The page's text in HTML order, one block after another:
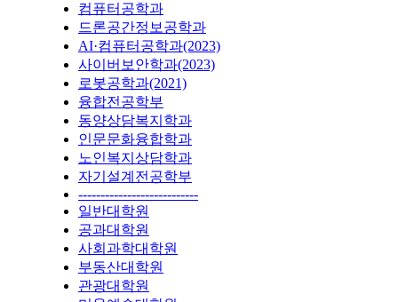
컴퓨터공학과
드론공간정보공학과
AI·컴퓨터공학과(2023)
사이버보안학과(2023)
로봇공학과(2021)
융합전공학부
동양상담복지학과
인문문화융합학과
노인복지상담학과
자기설계전공학부
---------------------------
일반대학원
공과대학원
사회과학대학원
부동산대학원
관광대학원